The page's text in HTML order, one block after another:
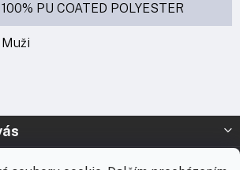
100% PU COATED POLYESTER
Muži